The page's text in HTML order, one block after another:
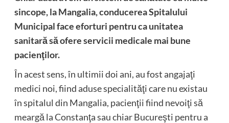
sincope, la Mangalia, conducerea Spitalului
Municipal face eforturi pentru ca unitatea
sanitară să ofere servicii medicale mai bune
pacienţilor.
În acest sens, în ultimii doi ani, au fost angajaţi
medici noi, fiind aduse specialităţi care nu existau
în spitalul din Mangalia, pacienţii fiind nevoiţi să
meargă la Constanţa sau chiar Bucureşti pentru a